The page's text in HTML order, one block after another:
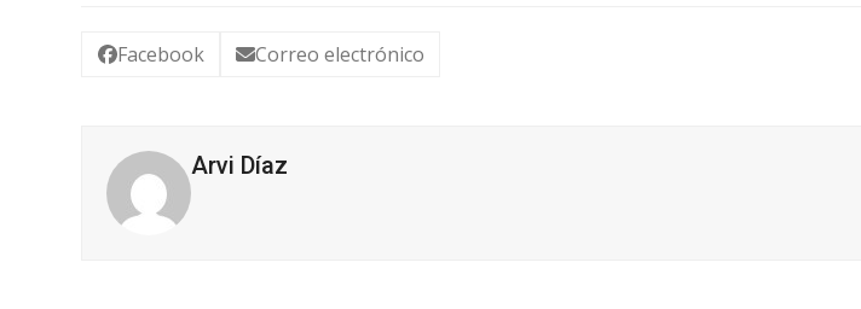
Facebook Correo electrónico
Arvi Díaz